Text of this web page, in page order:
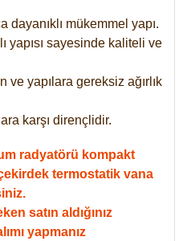
dayanıklı mükemmel yapı.
yapısı sayesinde kaliteli ve
ve yapılara gereksiz ağırlık
karşı dirençlidir.
radyatörü kompakt
termostatik vana
satın aldığınız
yapmanız